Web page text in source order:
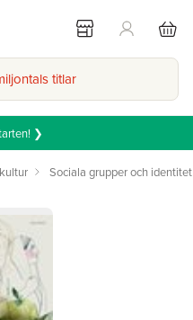
titlar
❯
Sociala grupper och identitet